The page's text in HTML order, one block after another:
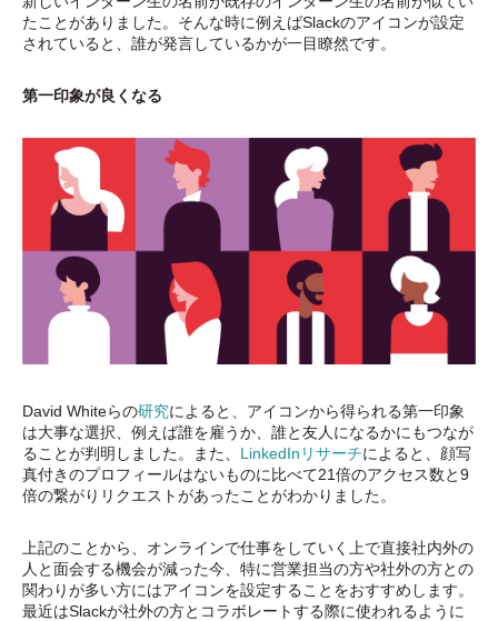
たことがありました。そんな時に例えばSlackのアイコンが設定
されていると、誰が発言しているかが一目瞭然です。
第一印象が良くなる
David Whiteらの研究によると、アイコンから得られる第一印象
は大事な選択、例えば誰を雇うか、誰と友人になるかにもつなが
ることが判明しました。また、 LinkedInリサーチによると、顔写
真付きのプロフィールはないものに比べて21倍のアクセス数と9
倍の繋がりリクエストがあったことがわかりました。
上記のことから、オンラインで仕事をしていく上で直接社内外の
人と面会する機会が減った今、特に営業担当の方や社外の方との
関わりが多い方にはアイコンを設定することをおすすめします。
最近はSlackが社外の方とコラボレートする際に使われるように